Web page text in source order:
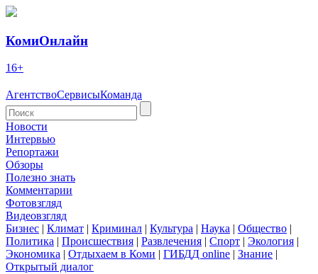
КомиОнлайн
16+
АгентствоСервисыКоманда
Новости
Интервью
Репортажи
Обзоры
Полезно знать
Комментарии
Фотовзгляд
Видеовзгляд
Бизнес | Климат | Криминал | Культура | Наука | Общество |
Политика | Происшествия | Развлечения | Спорт | Экология |
Экономика | Отдыхаем в Коми | ГИБДД online | Знание |
Открытый диалог